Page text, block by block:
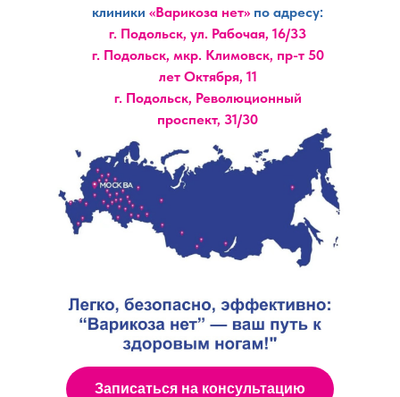
клиники «Варикоза нет» по адресу:
г. Подольск, ул. Рабочая, 16/33
г. Подольск, мкр. Климовск, пр-т 50
лет Октября, 11
г. Подольск, Революционный
проспект, 31/30
Записаться на консультацию